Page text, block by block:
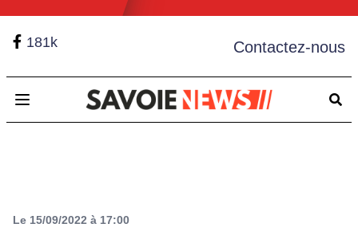
181k Contactez-nous
Open main menu
Le 15/09/2022 à 17:00